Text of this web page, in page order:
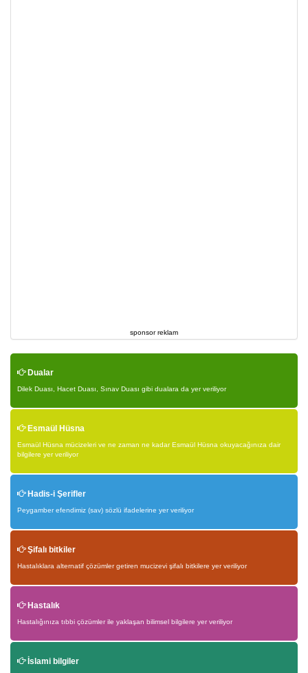
sponsor reklam
Dualar
Dilek Duası, Hacet Duası, Sınav Duası gibi dualara da yer veriliyor
Esmaül Hüsna
Esmaül Hüsna mücizeleri ve ne zaman ne kadar Esmaül Hüsna okuyacağınıza dair
bilgilere yer veriliyor
Hadis-i Şerifler
Peygamber efendimiz (sav) sözlü ifadelerine yer veriliyor
Şifalı bitkiler
Hastalıklara alternatif çözümler getiren mucizevi şifalı bitkilere yer veriliyor
Hastalık
Hastalığınıza tıbbi çözümler ile yaklaşan bilimsel bilgilere yer veriliyor
İslami bilgiler